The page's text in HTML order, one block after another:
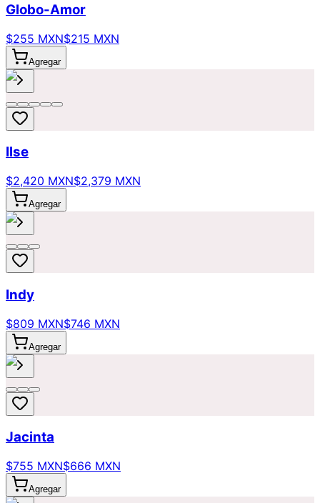
Globo-Amor
$255 MXN$215 MXN
Agregar
Ilse
$2,420 MXN$2,379 MXN
Agregar
Indy
$809 MXN$746 MXN
Agregar
Jacinta
$755 MXN$666 MXN
Agregar